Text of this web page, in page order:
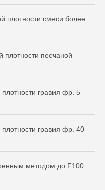
плотности смеси более
плотности песчаной
гравия фр. 5–
гравия фр. 40–
методом до F100